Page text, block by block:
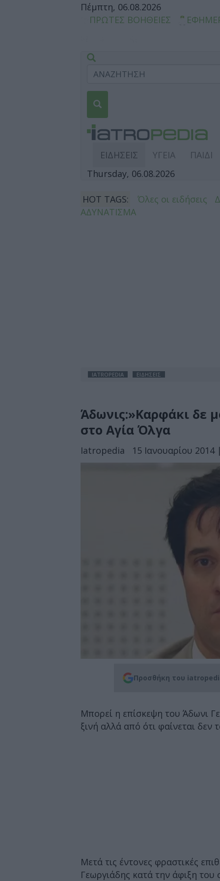
Πέμπτη, 06.08.2026
ΠΡΩΤΕΣ ΒΟΗΘΕΙΕΣ
ΕΙΔΗΣΕΙΣ ΥΓΕΙΑ ΠΑΙΔΙ
Thursday, 06.08.2026
HOT TAGS: Όλες οι ειδήσεις
ΑΔΥΝΑΤΙΣΜΑ
IATROPEDIA ΕΙΔΗΣΕΙΣ
Άδωνις:»Καρφάκι δε
στο Αγία Όλγα
Iatropedia 15 Ιανουαρίου 2014
Προσθήκη του
Μπορεί η επίσκεψη του Άδωνι
ξινή αλλά από ότι φαίνεται
Μετά τις έντονες φραστικές
Γεωργιάδης κατά την άφιξη